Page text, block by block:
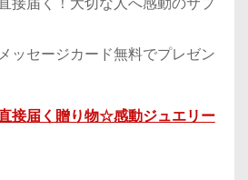
ッセージカード無料でプレゼン
接届く贈り物☆感動ジュエリー